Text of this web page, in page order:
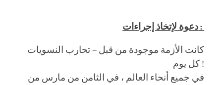
دعوة لإتخاذ إجراءات :
كانت الأزمة موجودة من قبل – تحارب النسويات
كل يوم !
في جميع أنحاء العالم ، في الثامن من مارس من